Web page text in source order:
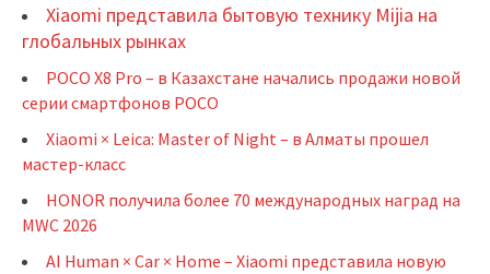
Xiaomi представила бытовую технику Mijia на
глобальных рынках
POCO X8 Pro – в Казахстане начались продажи новой
серии смартфонов POCO
Xiaomi × Leica: Master of Night – в Алматы прошел
мастер-класс
HONOR получила более 70 международных наград на
MWC 2026
AI Human × Car × Home – Xiaomi представила новую